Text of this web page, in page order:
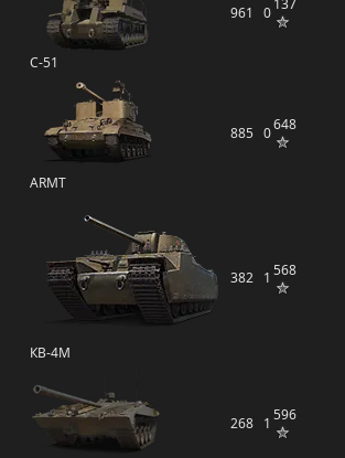
С-51
961 0137
ARMT
885 0648
КВ-4М
382 1 568
268 1 596